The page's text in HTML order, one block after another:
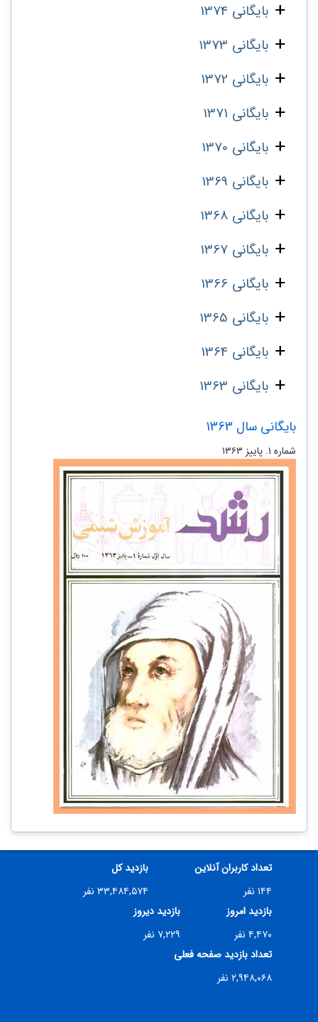
بایگانی 1374
بایگانی 1373
بایگانی 1372
بایگانی 1371
بایگانی 1370
بایگانی 1369
بایگانی 1368
بایگانی 1367
بایگانی 1366
بایگانی 1365
بایگانی 1364
بایگانی 1363
بایگانی سال 1363
شماره ۱. پاییز ۱۳۶۳
تعداد کاربران آنلاین
۱۴۴ نفر
بازدید کل
۳۳,۴۸۴,۵۷۴ نفر
بازدید امروز
۴,۴۷۰ نفر
بازدید دیروز
۷,۲۲۹ نفر
تعداد بازدید صفحه فعلی
۲,۹۴۸,۰۶۸ نفر